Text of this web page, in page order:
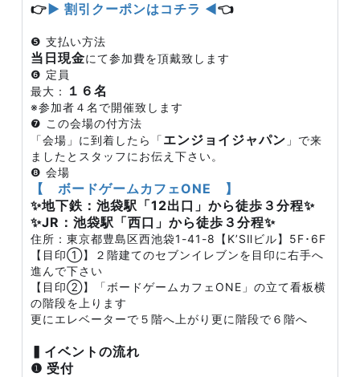
👉▶ 割引クーポンはコチラ ◀👈
❺ 支払い方法
当日現金にて参加費を頂戴致します
❻ 定員
最大：
１６名
※参加者４名で開催致します
❼ この会場の付方法
「会場」に到着したら「エンジョイジャパン 」で来
ましたとスタッフにお伝え下さい。
❽ 会場
【 ボードゲームカフェONE 】
✨地下鉄：池袋駅「12出口」から徒歩３分程✨
✨JR：池袋駅「西口」から徒歩３分程✨
住所：東京都豊島区西池袋1-41-8【K’SⅡビル】5F･6F
【目印①】２階建てのセブンイレブンを目印に右手へ
進んで下さい
【目印②】「ボードゲームカフェONE」の立て看板横
の階段を上ります
更にエレベーターで５階へ上がり更に階段で６階へ
▍イベントの流れ
❶ 受付